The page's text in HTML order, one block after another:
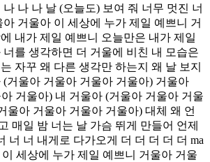
나 나 날 (오늘도) 보여 줘 너무 멋진 너
거울아 이 세상에 누가 제일 예쁘니 거
내가 제일 예쁘니 오늘만은 내가 제일
를 생각하면 더 거울에 비친 내 모습은
자꾸 왜 다른 생각만 하는지 왜 날 보지
거울아 거울아 거울아 거울아) 거울아
거울아) 내 거울아 (거울아 거울아 거울
울아 거울아 거울아 거울아) 대체 왜 언
매일 밤 너는 날 가슴 뛰게 만들어 언제
너 너 내게로 다가오게 더 더 더 더 더 ma
세상에 누가 제일 예쁘니 거울아 거울